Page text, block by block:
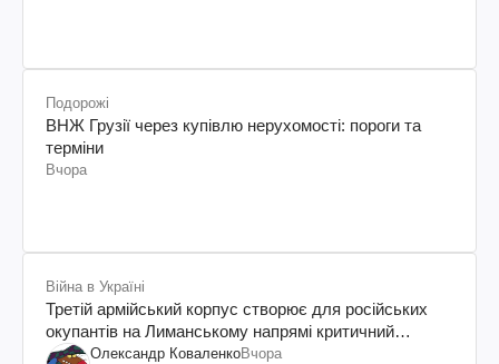
Подорожі
ВНЖ Грузії через купівлю нерухомості: пороги та
терміни
Вчора
Війна в Україні
Третій армійський корпус створює для російських
окупантів на Лиманському напрямі критичний
дискомфорт: як це вдалося
Олександр КоваленкоВчора